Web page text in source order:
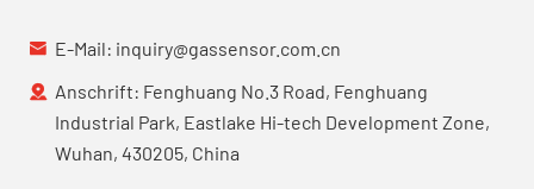
 E-Mail: inquiry@gassensor.com.cn
 Anschrift: Fenghuang No.3 Road, Fenghuang
Industrial Park, Eastlake Hi-tech Development Zone,
Wuhan, 430205, China